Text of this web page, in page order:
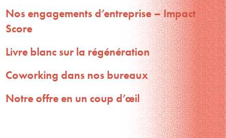
Nos engagements d’entreprise – Impact
Score
Livre blanc sur la régénération
Coworking dans nos bureaux
Notre offre en un coup d’œil